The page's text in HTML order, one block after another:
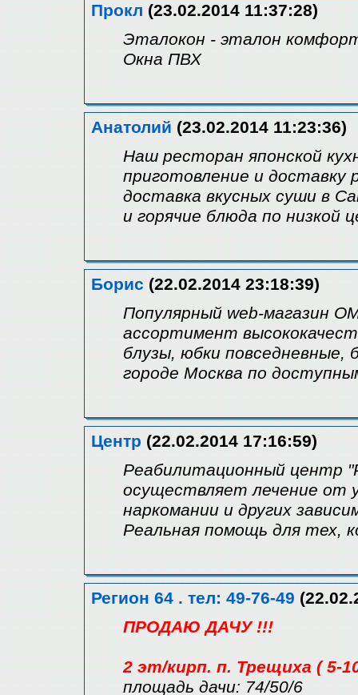
Прокл (23.02.2014 11:37:28)
Эталокон - эталон
Окна ПВХ
Анатолий (23.02.2014 11:23:36)
Наш ресторан японской
приготовление и
доставка вкусных суши в
и горячие блюда по низкой
Борис (22.02.2014 23:18:39)
Популярный web-магазин
ассортимент
блузы, юбки
городе Москва по
Центр (22.02.2014 17:16:59)
Реабилитационный центр
осуществляет лечение от
наркомании и других
Реальная помощь для тех,
Регион 64 . тел: 49-76-49
ПРОДАЮ ДАЧУ !!!
2 эт/кирп. п. Трещиха ( 5-
площадь дачи: 74/50/6